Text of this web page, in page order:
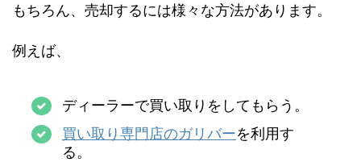
もちろん、売却するには様々な方法があります。
例えば、
ディーラーで買い取りをしてもらう。
買い取り専門店のガリバーを利用す
る。